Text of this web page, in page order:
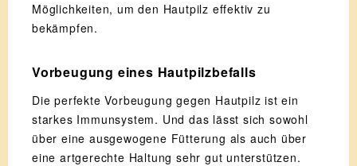
Möglichkeiten, um den Hautpilz effektiv zu
bekämpfen.
Vorbeugung eines Hautpilzbefalls
Die perfekte Vorbeugung gegen Hautpilz ist ein
starkes Immunsystem. Und das lässt sich sowohl
über eine ausgewogene Fütterung als auch über
eine artgerechte Haltung sehr gut unterstützen.